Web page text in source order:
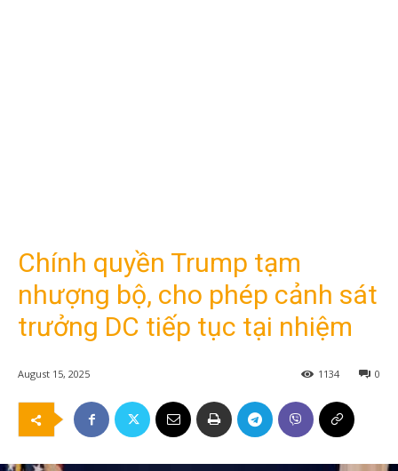
Chính quyền Trump tạm
nhượng bộ, cho phép cảnh sát
trưởng DC tiếp tục tại nhiệm
August 15, 2025 0
1134